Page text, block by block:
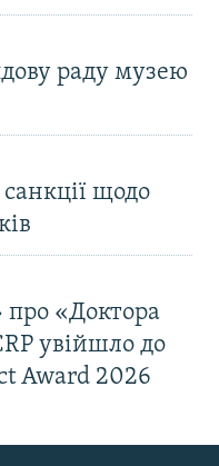
раду музею
щодо
про «Доктора
увійшло до
Award 2026